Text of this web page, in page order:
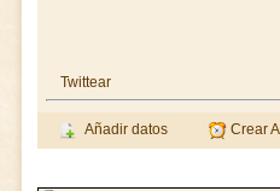
Twittear
Añadir datos Crear